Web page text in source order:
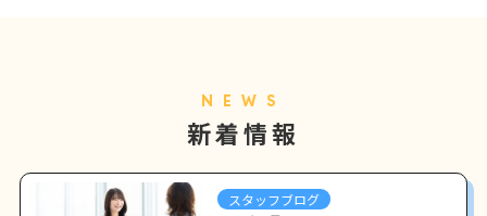
NEWS
新着情報
スタッフブログ